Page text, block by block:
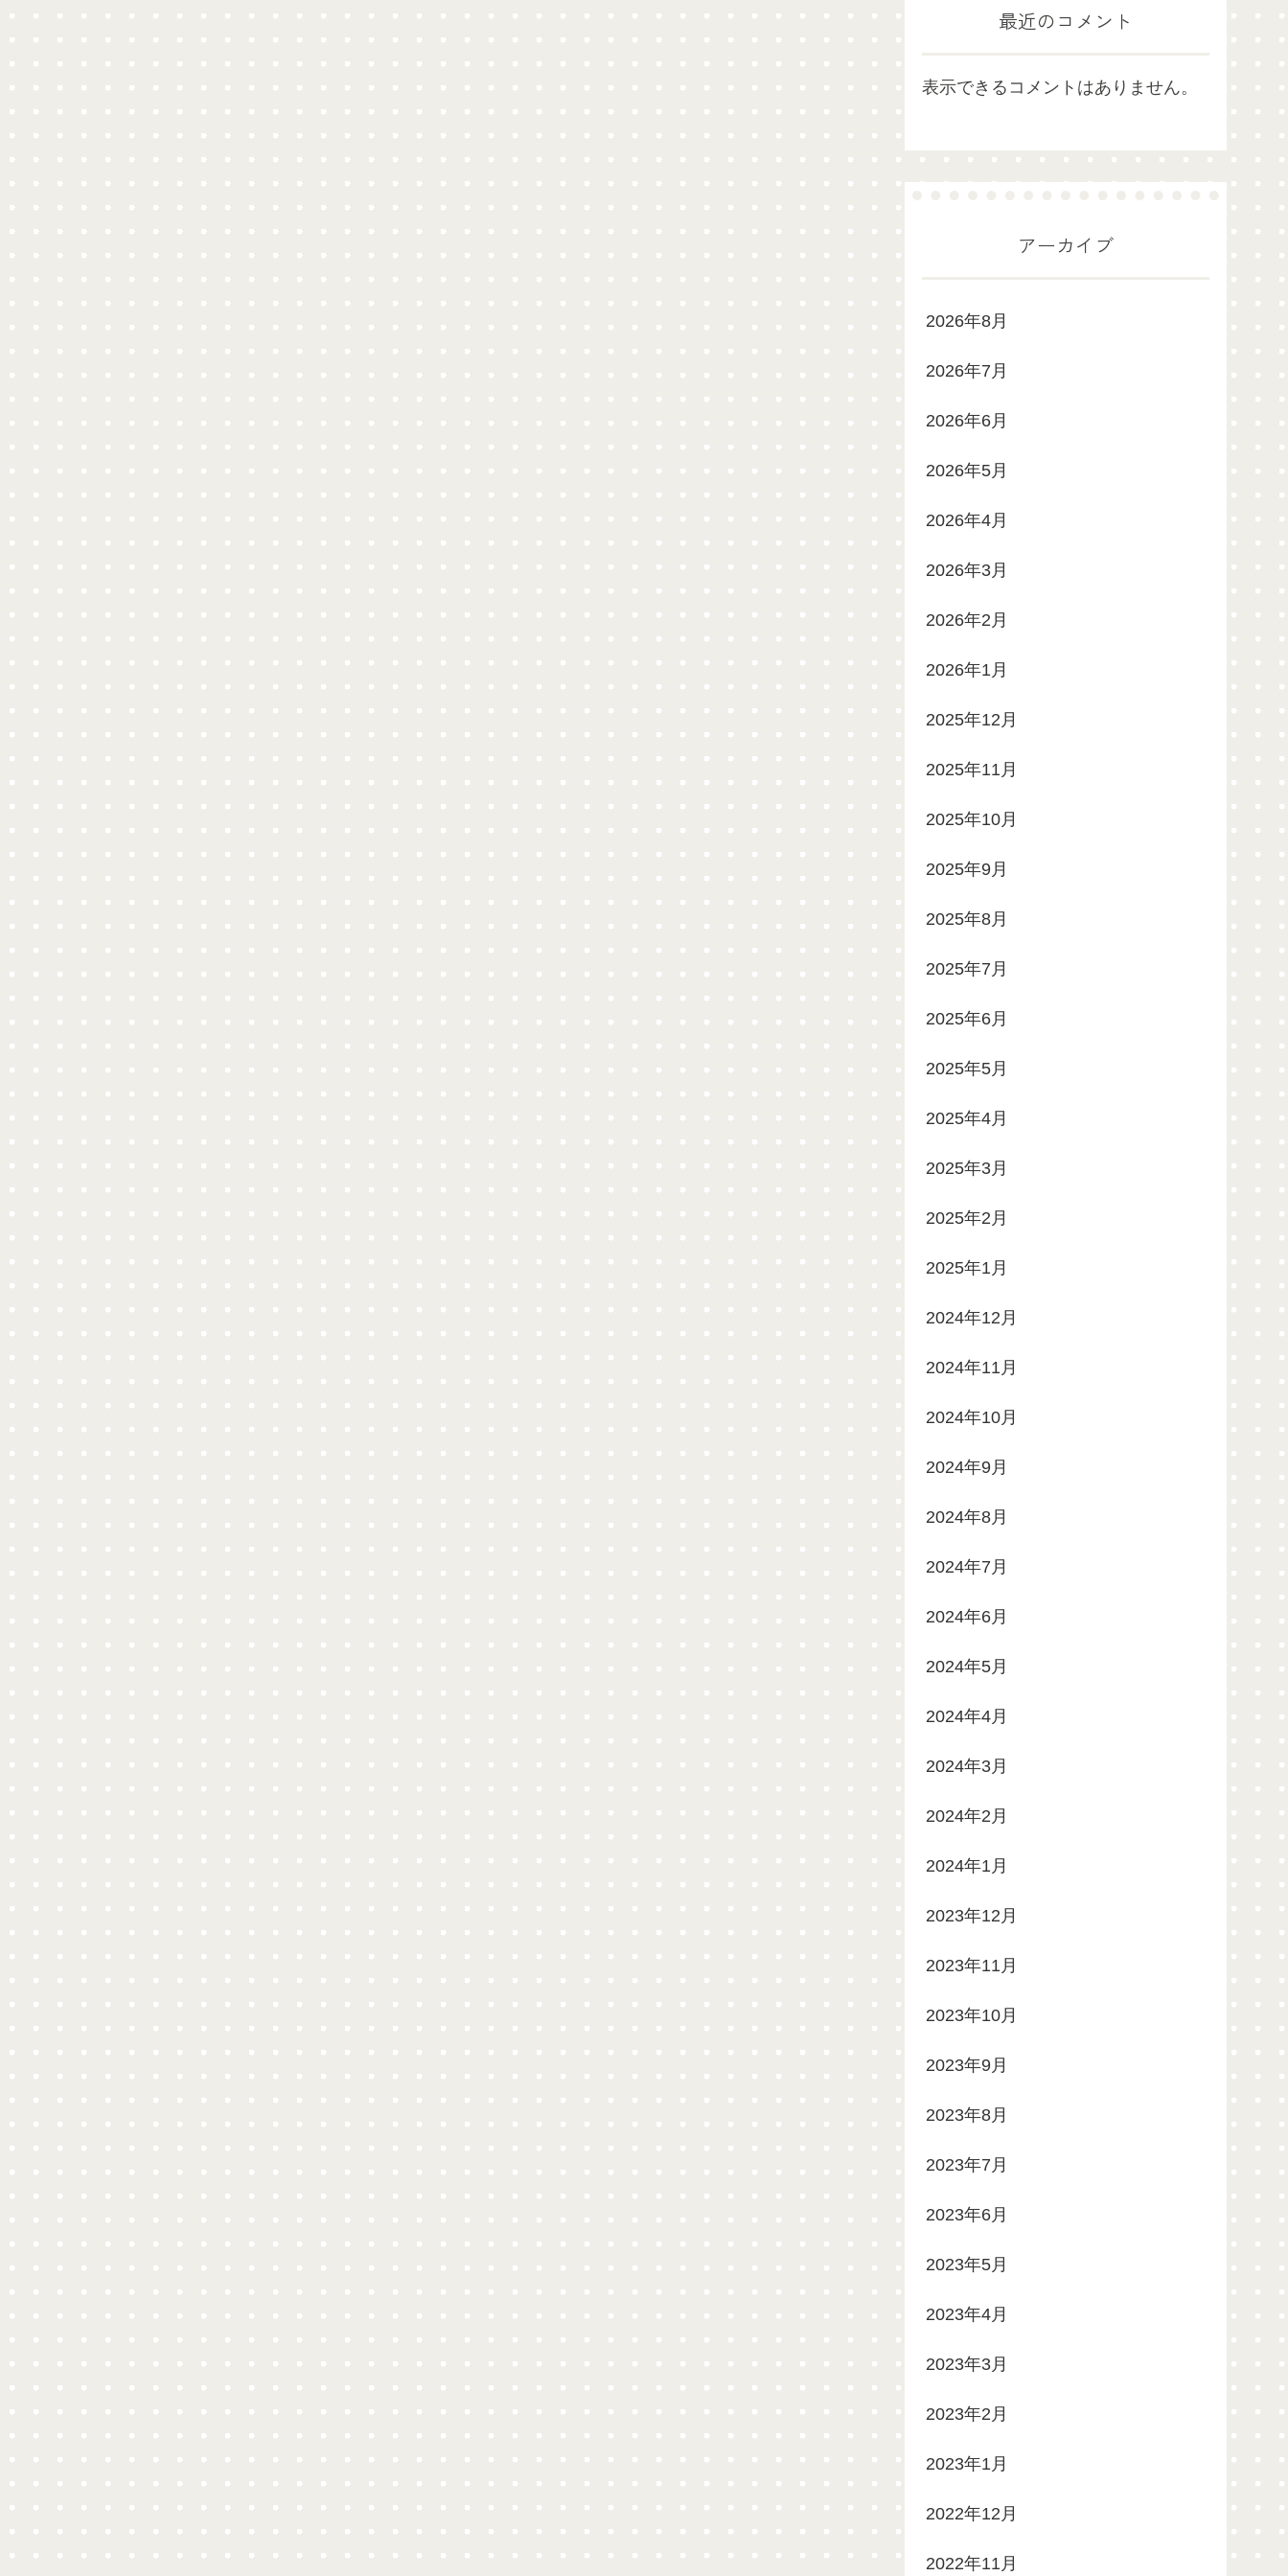
最近のコメント
表示できるコメントはありません。
アーカイブ
2026年8月
2026年7月
2026年6月
2026年5月
2026年4月
2026年3月
2026年2月
2026年1月
2025年12月
2025年11月
2025年10月
2025年9月
2025年8月
2025年7月
2025年6月
2025年5月
2025年4月
2025年3月
2025年2月
2025年1月
2024年12月
2024年11月
2024年10月
2024年9月
2024年8月
2024年7月
2024年6月
2024年5月
2024年4月
2024年3月
2024年2月
2024年1月
2023年12月
2023年11月
2023年10月
2023年9月
2023年8月
2023年7月
2023年6月
2023年5月
2023年4月
2023年3月
2023年2月
2023年1月
2022年12月
2022年11月